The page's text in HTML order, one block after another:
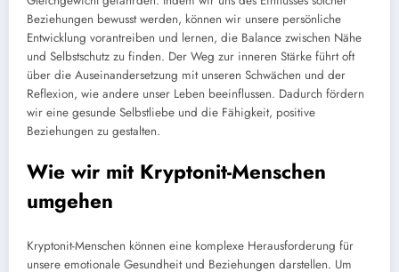
Beziehungen bewusst werden, können wir unsere persönliche
Entwicklung vorantreiben und lernen, die Balance zwischen Nähe
und Selbstschutz zu finden. Der Weg zur inneren Stärke führt oft
über die Auseinandersetzung mit unseren Schwächen und der
Reflexion, wie andere unser Leben beeinflussen. Dadurch fördern
wir eine gesunde Selbstliebe und die Fähigkeit, positive
Beziehungen zu gestalten.
Wie wir mit Kryptonit-Menschen
umgehen
Kryptonit-Menschen können eine komplexe Herausforderung für
unsere emotionale Gesundheit und Beziehungen darstellen. Um